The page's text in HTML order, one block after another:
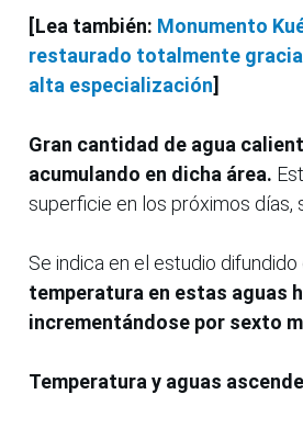
[Lea también: Monumento
restaurado totalmente
alta especialización]
Gran cantidad de agua
acumulando en dicha área.
superficie en los próximos días,
Se indica en el estudio difundido
temperatura en estas aguas
incrementándose por sexto
Temperatura y aguas